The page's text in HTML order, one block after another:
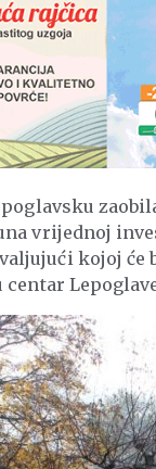
vrijednoj
kojoj